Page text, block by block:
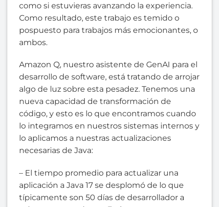
como si estuvieras avanzando la experiencia.
Como resultado, este trabajo es temido o
pospuesto para trabajos más emocionantes, o
ambos.
Amazon Q, nuestro asistente de GenAI para el
desarrollo de software, está tratando de arrojar
algo de luz sobre esta pesadez. Tenemos una
nueva capacidad de transformación de
código, y esto es lo que encontramos cuando
lo integramos en nuestros sistemas internos y
lo aplicamos a nuestras actualizaciones
necesarias de Java:
– El tiempo promedio para actualizar una
aplicación a Java 17 se desplomó de lo que
típicamente son 50 días de desarrollador a